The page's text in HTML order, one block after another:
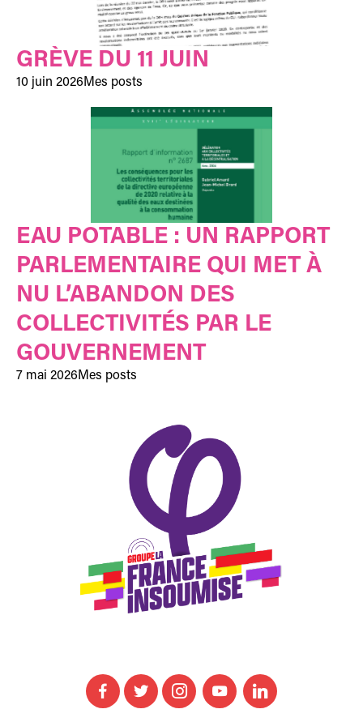
GRÈVE DU 11 JUIN
10 juin 2026 Mes posts
EAU POTABLE : UN RAPPORT
PARLEMENTAIRE QUI MET À
NU L’ABANDON DES
COLLECTIVITÉS PAR LE
GOUVERNEMENT
7 mai 2026Mes posts